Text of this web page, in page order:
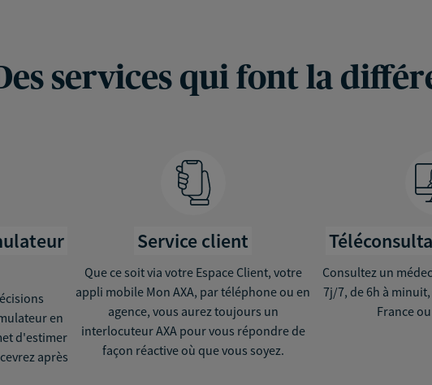
services qui font la
en
d'estimer
après
Service client
Que ce soit via votre Espace Client, votre
appli mobile Mon AXA, par téléphone ou en
agence, vous aurez toujours un
interlocuteur AXA pour vous répondre de
façon réactive où que vous soyez.
Consultez un
7j/7, de 6h à
France